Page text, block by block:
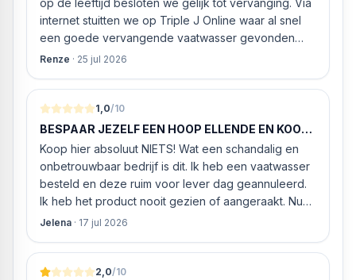
internet stuitten we op Triple J Online waar al snel
een goede vervangende vaatwasser gevonden
werd. ‘s Ochtends even gebeld met de
geïnstalleerd kan worden. Dit bleek het geval tegen
alleszins concurrente prijzen. De vriendelijke
medewerker gaf aan dat, als we gelijk via de
website gingen bestellen en betalen, hij z’n best
ging doen om ‘s middags nog te leveren. Het
bleken geen loze woorden: om 16.00 uur werd de
Neff vaatwasser geleverd en ver
Renze · 25 jul 2026
1,0/10
BESPAAR JEZELF EEN HOOP ELLENDE EN KOOP
HIER NIETS!
Koop hier absoluut NIETS! Wat een schandalig en
onbetrouwbaar bedrijf is dit. Ik heb een vaatwasser
besteld en deze ruim voor lever dag geannuleerd.
Ik heb het product nooit gezien of aangeraakt. Nu
weigeren ze gewoon om mijn geld volledig terug te
van MIJN geld inhouden!
Jelena · 17 jul 2026
2,0/10